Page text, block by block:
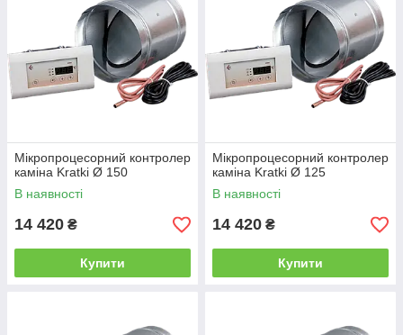
Мікропроцесорний контролер
каміна Kratki Ø 150
В наявності
14 420 ₴
Купити
Мікропроцесорний контролер
каміна Kratki Ø 125
В наявності
14 420 ₴
Купити